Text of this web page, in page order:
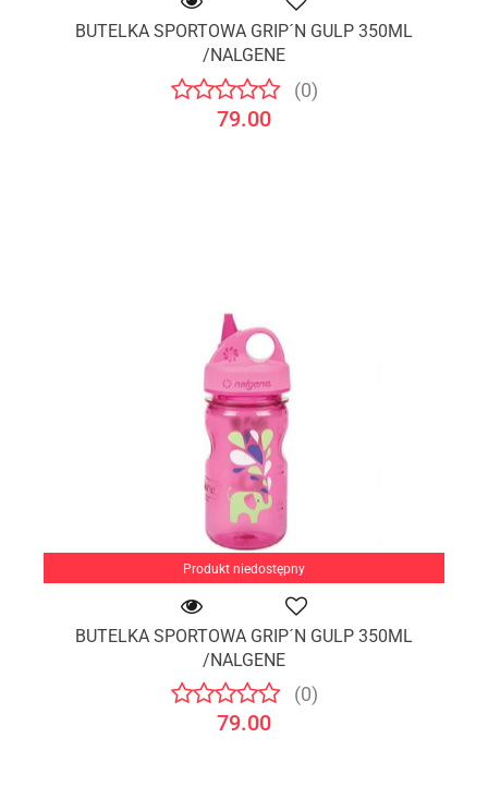
BUTELKA SPORTOWA GRIP´N GULP 350ML
/NALGENE
(0)
79.00
Produkt niedostępny
BUTELKA SPORTOWA GRIP´N GULP 350ML
/NALGENE
(0)
79.00